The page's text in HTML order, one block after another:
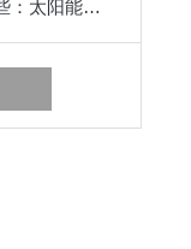
光伏气象站厂家有哪些：太阳能供电，实现绿色自主运行